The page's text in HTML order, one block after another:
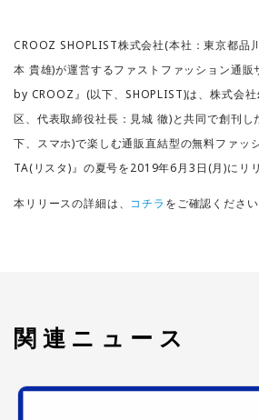
CROOZ SHOPLIST株式会社(本社：東京都品
本 貴雄)が運営するファストファッション通
by CROOZ』(以下、SHOPLIST)は、株式会
区、代表取締役社長：見城 徹)と共同で創刊し
下、スマホ)で楽しむ通販直結型の無料ファッ
TA(リスタ)』の夏号を2019年6月3日(月)にリ
本リリースの詳細は、 コチラ をご確認ください
関連ニュース